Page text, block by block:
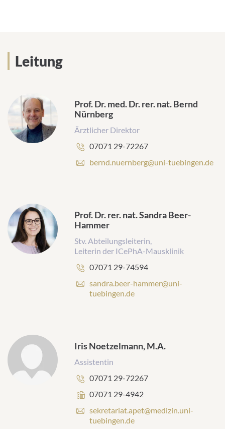
Leitung
Prof. Dr. med. Dr. rer. nat. Bernd
Nürnberg
Ärztlicher Direktor
Telefonnummer:
07071 29-72267
E
l
-
d
r
e
s
s
e
bernd.nuernberg@uni-tuebingen.de
Prof. Dr. rer. nat. Sandra Beer-
Hammer
Stv. Abteilungsleiterin,
Leiterin der ICePhA-Mausklinik
Telefonnummer:
07071 29-74594
E
-
-
d
r
e
s
e
:
sandra.beer-hammer@uni-
tuebingen.de
Iris Noetzelmann, M.A.
Assistentin
Telefonnummer:
07071 29-72267
Faxnummer:
07071 29-4942
E
-
sekretariat.apet@medizin.uni-
tuebingen.de